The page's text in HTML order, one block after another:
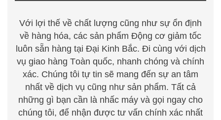
Với lợi thế về chất lượng cũng như sự ổn định
về hàng hóa, các sản phẩm Động cơ giảm tốc
luôn sẵn hàng tại Đại Kinh Bắc. Đi cùng với dịch
vụ giao hàngToàn quốc, nhanh chóng và chính
xác. Chúngtôi tự tin sẽ mang đến sự an tâm
nhất về dịch vụ cũng như sản phẩm. Tất cả
những gì bạn cần là nhấc máyvà gọi ngay cho
chúngtôi, để nhận được tư vấn chính xác nhất